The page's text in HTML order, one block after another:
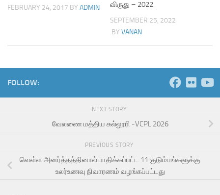
FEBRUARY 24, 2017 BY ADMIN
விருது – 2022.
SEPTEMBER 25, 2022
BY VANAN
FOLLOW:
NEXT STORY
வேலணை மத்திய கல்லூரி -VCPL 2026
PREVIOUS STORY
வெள்ள அனர்த்தத்தினால் பாதிக்கப்பட்ட 11 குடும்பங்களுக்கு
உலர்உணவு நிவாரணம் வழங்கப்பட்டது